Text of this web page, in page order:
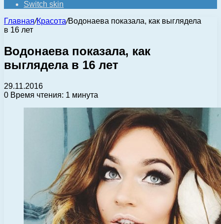
Switch skin
Главная/Красота/Водонаева показала, как выглядела
в 16 лет
Водонаева показала, как
выглядела в 16 лет
29.11.2016
0 Время чтения: 1 минута